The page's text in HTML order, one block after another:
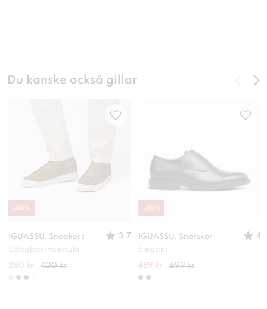
Du kanske också gillar
IGUASSU, Sneakers
3.7
Uttagbar innersula
280 kr 400 kr
-30%
IGUASSU, Snörskor
4
Elegant
489 kr 699 kr
-30%